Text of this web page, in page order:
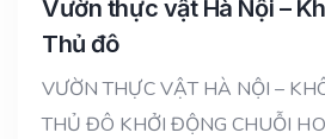
Vườn thực vật Hà Nội –
Thủ đô
VƯỜN THỰC VẬT HÀ NỘI –
THỦ ĐÔ KHỞI ĐỘNG CHUỖI